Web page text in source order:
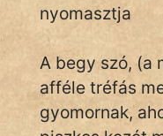
IRODALOM
SZÓLÁS
nyomasztja
A begy szó, (a
afféle tréfás
gyomornak,